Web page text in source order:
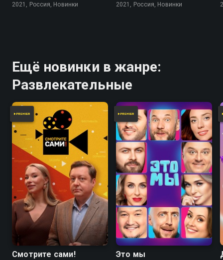
2021, Россия, Новинки 2021, Россия, Новинки
Ещё новинки в жанре:
Развлекательные
Смотрите сами! Это мы